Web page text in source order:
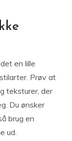
en lille
Prøv at
teksturer, der
Du ønsker
brug en
ud.